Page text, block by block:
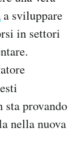
a sviluppare
in settori
sta provando
nella nuova